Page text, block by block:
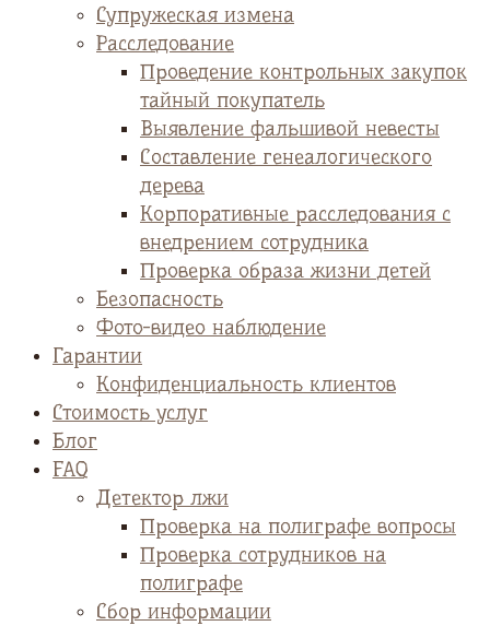
Супружеская измена
Расследование
Проведение контрольных закупок
тайный покупатель
Выявление фальшивой невесты
Cоставление генеалогического
дерева
Корпоративные расследования с
внедрением сотрудника
Проверка образа жизни детей
Безопасность
Фото-видео наблюдение
Гарантии
Конфиденциальность клиентов
Стоимость услуг
Блог
FAQ
Детектор лжи
Проверка на полиграфе вопросы
Проверка сотрудников на
полиграфе
Сбор информации